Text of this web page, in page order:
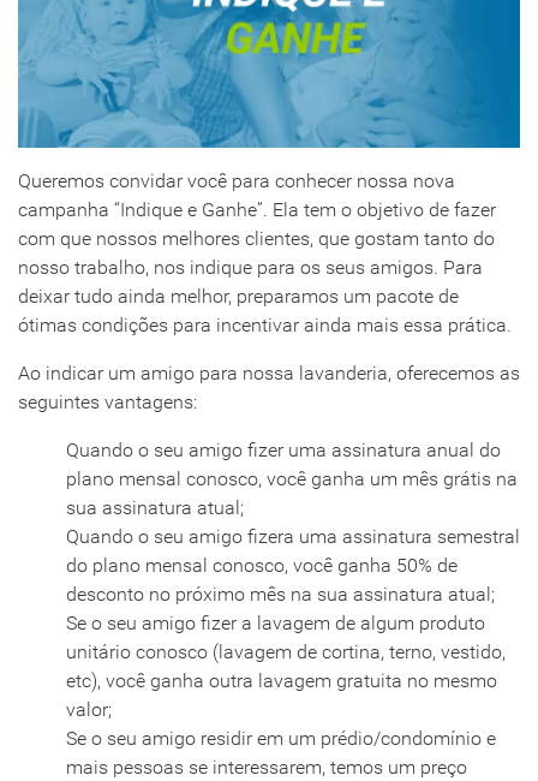
Queremos convidar você para conhecer nossa nova
campanha “Indique e Ganhe”. Ela tem o objetivo de fazer
com que nossos melhores clientes, que gostam tanto do
nosso trabalho, nos indique para os seus amigos. Para
deixar tudo ainda melhor, preparamos um pacote de
ótimas condições para incentivar ainda mais essa prática.
Ao indicar um amigo para nossa lavanderia, oferecemos as
seguintes vantagens:
Quando o seu amigo fizer uma assinatura anual do
plano mensal conosco, você ganha um mês grátis na
sua assinatura atual;
Quando o seu amigo fizera uma assinatura semestral
do plano mensal conosco, você ganha 50% de
desconto no próximo mês na sua assinatura atual;
Se o seu amigo fizer a lavagem de algum produto
unitário conosco (lavagem de cortina, terno, vestido,
etc), você ganha outra lavagem gratuita no mesmo
valor;
Se o seu amigo residir em um prédio/condomínio e
mais pessoas se interessarem, temos um preço